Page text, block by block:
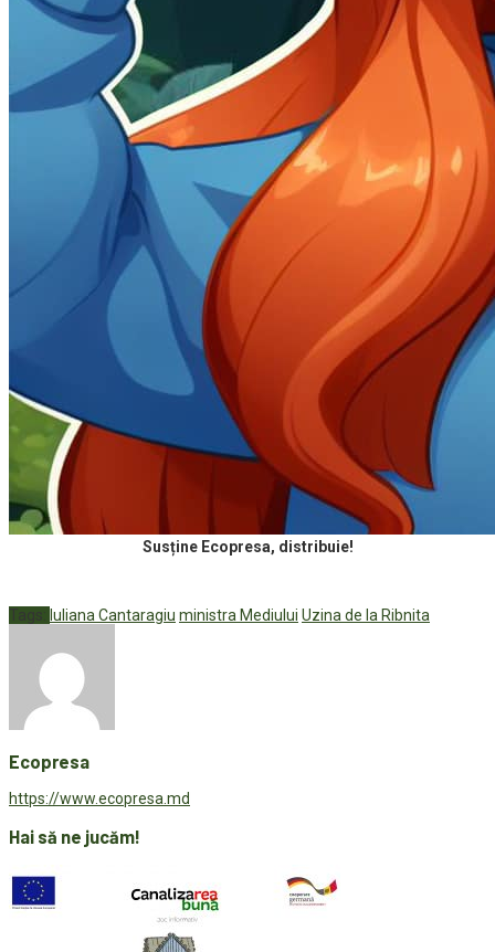
Susține Ecopresa, distribuie!
Tags: Iuliana Cantaragiu ministra Mediului Uzina de la Ribnita
Ecopresa
https://www.ecopresa.md
Hai să ne jucăm!